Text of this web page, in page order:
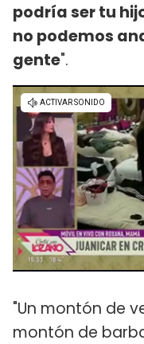
podría ser tu
no podemos
gente".
"Un montón de
montón de